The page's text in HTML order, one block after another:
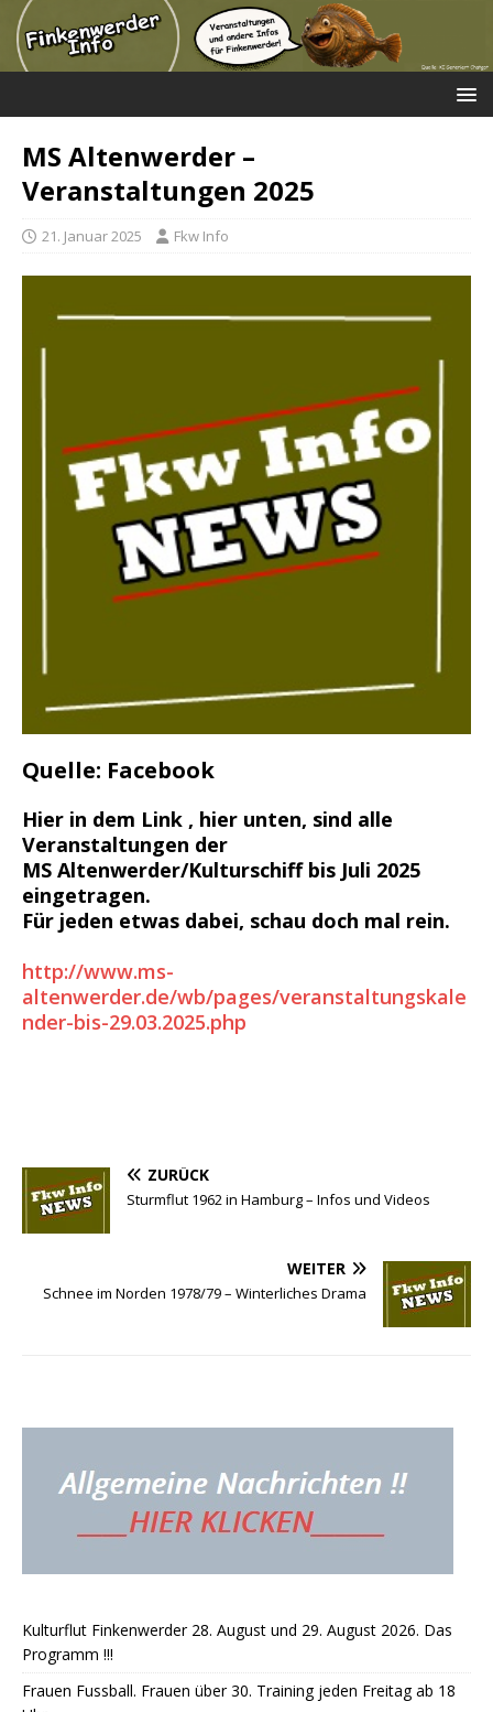
MS Altenwerder –
Veranstaltungen 2025
21. Januar 2025 Fkw Info
Quelle: Facebook
Hier in dem Link , hier unten, sind alle
Veranstaltungen der
MS Altenwerder/Kulturschiff bis Juli 2025
eingetragen.
Für jeden etwas dabei, schau doch mal rein.
http://www.ms-
altenwerder.de/wb/pages/veranstaltungskale
nder-bis-29.03.2025.php
ZURÜCK
Sturmflut 1962 in Hamburg – Infos und Videos
WEITER
Schnee im Norden 1978/79 – Winterliches Drama
Kulturflut Finkenwerder 28. August und 29. August 2026. Das
Programm !!!
Frauen Fussball. Frauen über 30. Training jeden Freitag ab 18